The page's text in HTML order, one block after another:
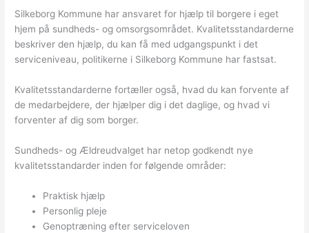
Silkeborg Kommune har ansvaret for hjælp til borgere i eget
hjem på sundheds- og omsorgsområdet. Kvalitetsstandarderne
beskriver den hjælp, du kan få med udgangspunkt i det
serviceniveau, politikerne i Silkeborg Kommune har fastsat.
Kvalitetsstandarderne fortæller også, hvad du kan forvente af
de medarbejdere, der hjælper dig i det daglige, og hvad vi
forventer af dig som borger.
Sundheds- og Ældreudvalget har netop godkendt nye
kvalitetsstandarder inden for følgende områder:
Praktisk hjælp
Personlig pleje
Genoptræning efter serviceloven